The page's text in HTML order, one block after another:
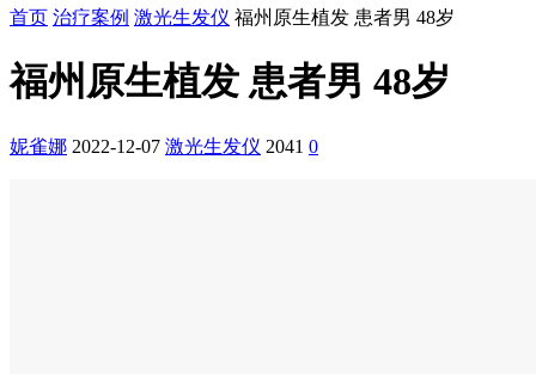
首页 治疗案例 激光生发仪 福州原生植发 患者男 48岁
福州原生植发 患者男 48岁
妮雀娜 2022-12-07 激光生发仪 2041 0